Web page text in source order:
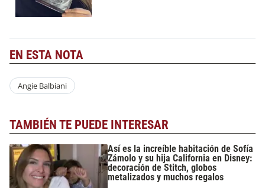
EN ESTA NOTA
Angie Balbiani
TAMBIÉN TE PUEDE INTERESAR
Así es la increíble habitación de Sofía
Zámolo y su hija California en Disney:
decoración de Stitch, globos
metalizados y muchos regalos